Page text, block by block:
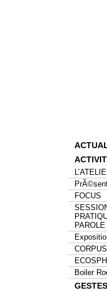
FOCUS
PAROLE
Boiler
GESTES